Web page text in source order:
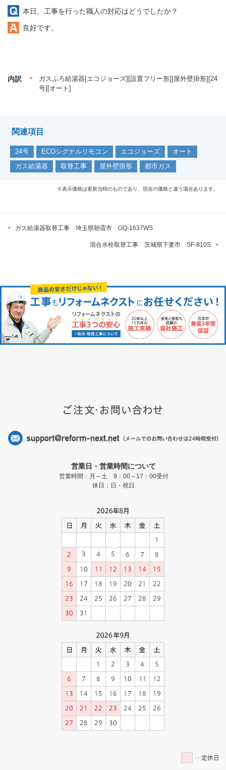
本日、工事を行った職人の対応はどうでしたか？
良好です。
内訳
ガスふろ給湯器[エコジョーズ][設置フリー形][屋外壁掛形][24
号][オート]
関連項目
24号 ECOシグナルリモコン エコジョーズ
オート
ガス給湯器
取替工事 屋外壁掛形 都市ガス
※表示価格は更新当時のものであり、現在の価格と違う場合あります。
ガス給湯器取替工事 埼玉県朝霞市 GQ-1637WS
混合水栓取替工事 茨城県下妻市 SF-810S
営業日・営業時間について
営業時間：月～土 9：00～17：00受付
休日：日・祝日